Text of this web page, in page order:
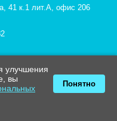
41 к.1 лит.А, офис 206
улучшения
вы
Понятно